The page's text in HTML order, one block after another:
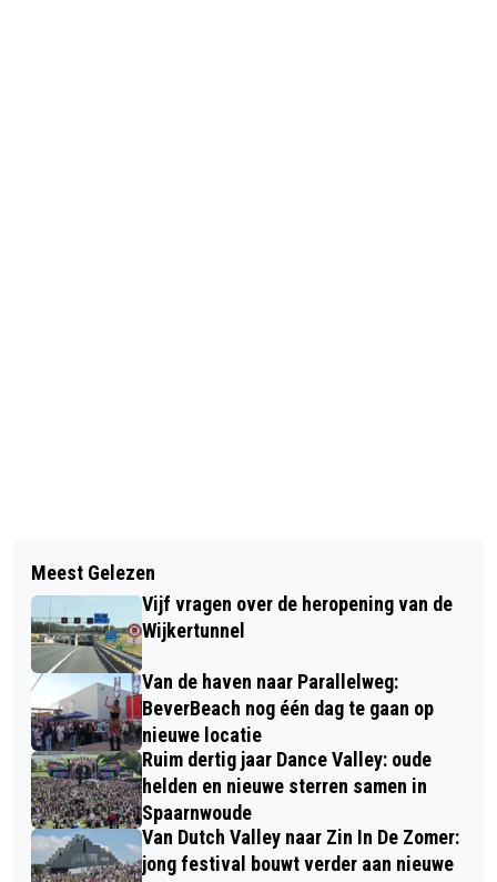
4 TIPS VOOR EEN PRETTIGE
ZOMERVAKANTIE MET DE
VOUWWAGEN
MODDER, ZWEET EN TEAMWORK BIJ
MUDMASTERS HAARLEMMERMEER
2025; NOG ÉÉN DAG TE GAAN!
Meest Gelezen
Vijf vragen over de heropening van de
Wijkertunnel
Van de haven naar Parallelweg:
BeverBeach nog één dag te gaan op
nieuwe locatie
Ruim dertig jaar Dance Valley: oude
helden en nieuwe sterren samen in
Spaarnwoude
Van Dutch Valley naar Zin In De Zomer:
jong festival bouwt verder aan nieuwe